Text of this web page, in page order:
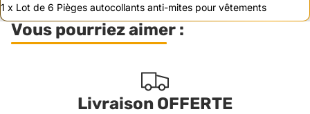
1 x Lot de 6 Pièges autocollants anti-mites pour vêtements
Vous pourriez aimer :
Livraison OFFERTE